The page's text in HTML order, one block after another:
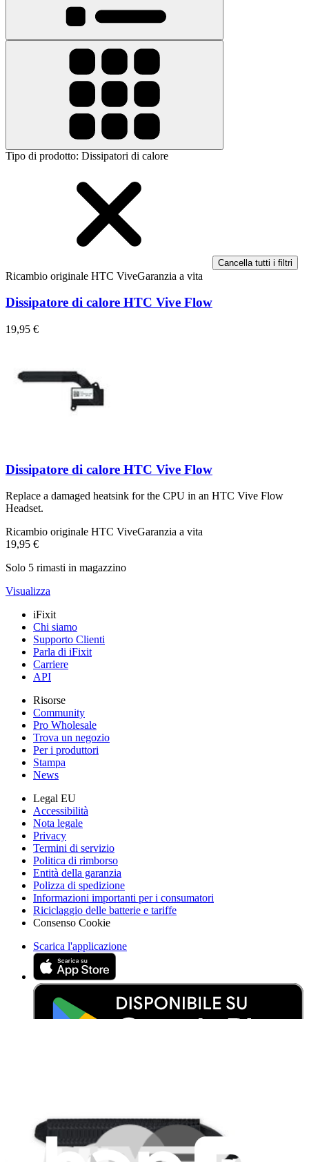
Tipo di prodotto: Dissipatori di calore
Cancella tutti i filtri
Ricambio originale HTC ViveGaranzia a vita
Dissipatore di calore HTC Vive Flow
19,95 €
Dissipatore di calore HTC Vive Flow
Replace a damaged heatsink for the CPU in an HTC Vive Flow
Headset.
Ricambio originale HTC ViveGaranzia a vita
19,95 €
Solo 5 rimasti in magazzino
Visualizza
iFixit
Chi siamo
Supporto Clienti
Parla di iFixit
Carriere
API
Risorse
Community
Pro Wholesale
Trova un negozio
Per i produttori
Stampa
News
Legal EU
Accessibilità
Nota legale
Privacy
Termini di servizio
Politica di rimborso
Entità della garanzia
Polizza di spedizione
Informazioni importanti per i consumatori
Riciclaggio delle batterie e tariffe
Consenso Cookie
Scarica l'applicazione